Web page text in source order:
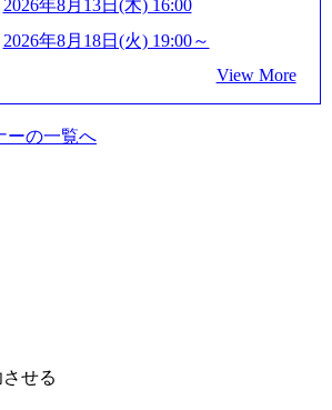
our-vision-producti
20250502152804_ba6aaa1a-9ffc-4f
public/images/202505021528
と同じく世界のFinTech Ranki
た全工程を行う「一気通貫体制」が
理解を持つコンサルタントが集うXs
member/)一部抜粋 - 伊勢山 昇吾氏:
課題の解決に貢献することを目指し
の技術/私たちの対話 Vision:夢を未来
の加速等により半導体需要は世界中で
に伴い半導体製造装置の需要も伸長
our-vision-production.appspot.co
public/images/20260224131052_2abe7
https://storag
身のキャリア構築をめざす「キャリ
2026年8月13日(木) 16:00
2026年8月18日(火) 19:00～
View More
ーの一覧へ
せる